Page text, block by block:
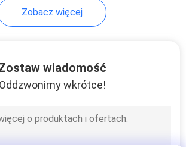
Zobacz więcej
wiadomość
Oddzwonimy wkrótce!